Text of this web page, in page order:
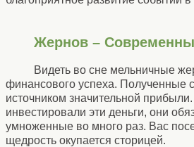
Жернов –
Видеть во сне мельничные
финансового успеха. Полученные
источником значительной
инвестировали эти деньги, они
умноженные во много раз. Вас
щедрость окупается сторицей.